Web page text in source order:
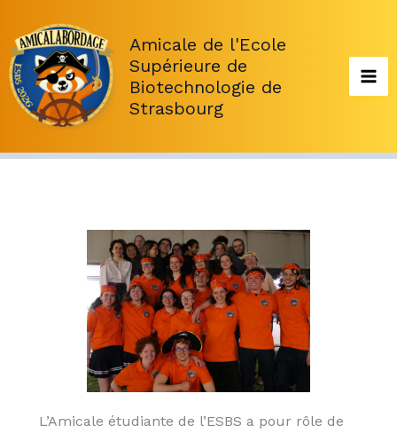
contenu
Amicale de l'Ecole
Supérieure de
Biotechnologie de
Strasbourg
L’Amicale étudiante de l’ESBS a pour rôle de